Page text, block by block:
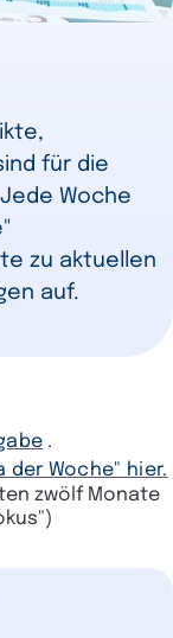
für die
Woche
zu aktuellen
auf.
.
der Woche" hier.
zwölf Monate